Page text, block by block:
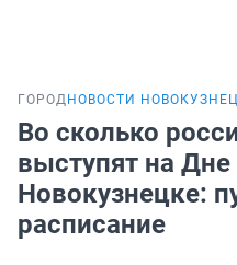
ГОРОД НОВОСТИ
Во сколько
выступят на Дне
Новокузнецке:
расписание